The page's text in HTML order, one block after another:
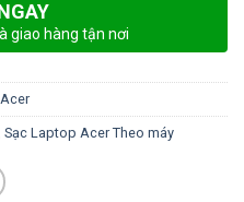
giao hàng tận nơi
Sạc Laptop Acer Theo máy